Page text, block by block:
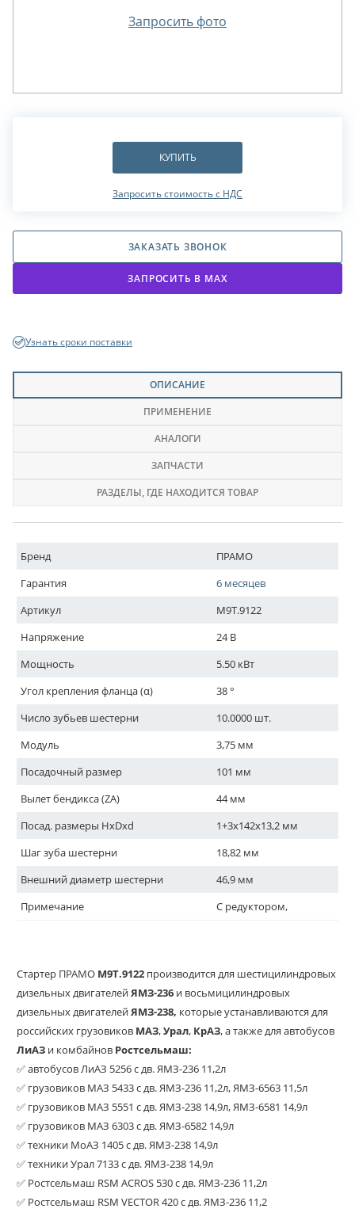
Запросить фото
КУПИТЬ
Запросить стоимость с НДС
ЗАКАЗАТЬ ЗВОНОК
ЗАПРОСИТЬ В МАХ
Узнать сроки поставки
ОПИСАНИЕ
ПРИМЕНЕНИЕ
АНАЛОГИ
ЗАПЧАСТИ
РАЗДЕЛЫ, ГДЕ НАХОДИТСЯ ТОВАР
Бренд
ПРАМО
Гарантия
6 месяцев
Артикул
М9Т.9122
Напряжение
24 В
Мощность
5.50 кВт
Угол крепления фланца (α)
38 °
Число зубьев шестерни
10.0000 шт.
Модуль
3,75 мм
Посадочный размер
101 мм
Вылет бендикса (ZA)
44 мм
Посад. размеры HxDxd
1+3x142x13,2 мм
Шаг зуба шестерни
18,82 мм
Внешний диаметр шестерни
46,9 мм
Примечание
С редуктором,
Стартер ПРАМО М9Т.9122 производится для шестицилиндровых
дизельных двигателейЯМЗ-236 и восьмицилиндровых
дизельных двигателейЯМЗ-238, которые устанавливаются для
российских грузовиков МАЗ,Урал, КрАЗ, а также для автобусов
ЛиАЗ и комбайнов Ростсельмаш:
✅ автобусов ЛиАЗ 5256 с дв. ЯМЗ-236 11,2л
✅ грузовиков МАЗ 5433 с дв. ЯМЗ-236 11,2л, ЯМЗ-6563 11,5л
✅ грузовиков МАЗ 5551 с дв. ЯМЗ-238 14,9л, ЯМЗ-6581 14,9л
✅ грузовиков МАЗ 6303 с дв. ЯМЗ-6582 14,9л
✅ техники МоАЗ 1405 с дв. ЯМЗ-238 14,9л
✅ техники Урал 7133 с дв. ЯМЗ-238 14,9л
✅ Ростсельмаш RSM ACROS 530 с дв. ЯМЗ-236 11,2л
✅ Ростсельмаш RSM VECTOR 420 с дв. ЯМЗ-236 11,2